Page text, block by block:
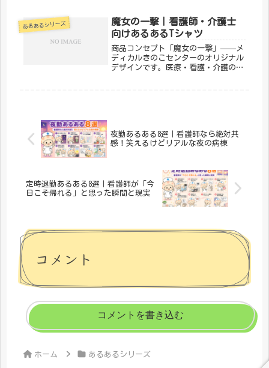
です。夜勤仲間への共感とエールを込
めて。「メディカルきのこセンタ
ー」...
あるあるシリーズ
魔女の一撃｜看護師・介護士
向けあるあるTシャツ
商品コンセプト「魔女の一撃」——メ
ディカルきのこセンターのオリジナル
デザインです。医療・看護・介護の現
夜勤あるある8選｜看護師なら絶対共
感！笑えるけどリアルな夜の病棟
定時退勤あるある8選｜看護師が「今
日こそ帰れる」と思った瞬間と現実
コメント
コメントを書き込む
ホーム あるあるシリーズ